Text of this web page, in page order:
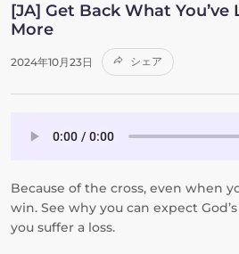
[JA] Get Back What You’ve
More
2024年10月23日 シェア
Because of the cross, even when
win. See why you can expect
you suffer a loss.